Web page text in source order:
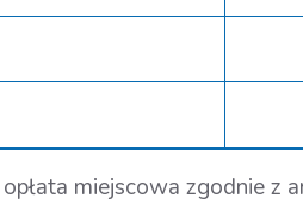
miejscowa zgodnie z